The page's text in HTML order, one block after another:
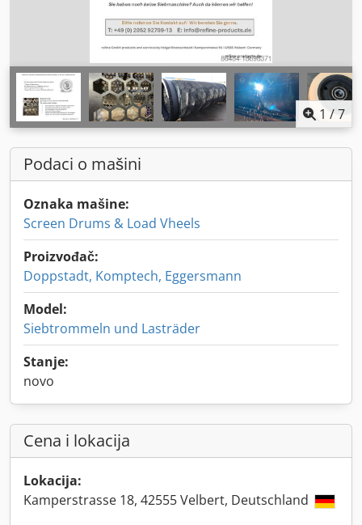
1 /7
Podaci o mašini
Oznaka mašine:
Screen Drums & Load Vheels
Proizvođač:
Doppstadt, Komptech, Eggersmann
Model:
Siebtrommeln und Lasträder
Stanje:
novo
Cena i lokacija
Lokacija:
Kamperstrasse 18, 42555 Velbert, Deutschland